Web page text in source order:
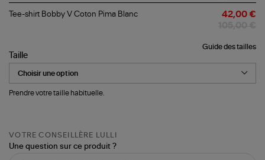
Tee-
Coton
Pima
Blanc
Tee-shirt Bobby V Coton Pima Blanc 42,00 €
Guide des tailles
Taille
Prendre votre taille habituelle.
VOTRE CONSEILLÈRE LULLI
Une question sur ce produit ?